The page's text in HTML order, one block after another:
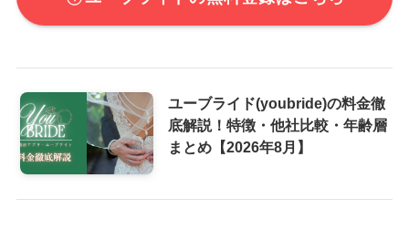
ユーブライド(youbride)の料金徹
底解説！特徴・他社比較・年齢層
まとめ【2026年8月】